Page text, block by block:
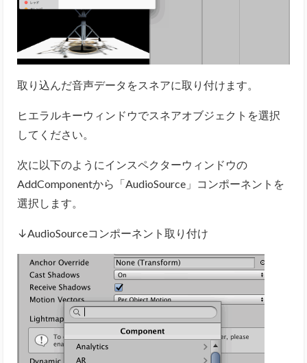
取り込んだ音声データをスネアに取り付けます。
ヒエラルキーウィンドウでスネアオブジェクトを選択
してください。
次に以下のようにインスペクターウィンドウの
AddComponentから「AudioSource」コンポーネントを
選択します。
↓AudioSourceコンポーネント取り付け